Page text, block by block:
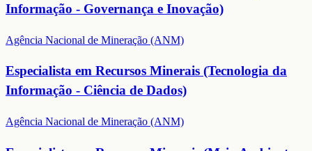
Informação - Governança e Inovação)
Agência Nacional de Mineração (ANM)
Especialista em Recursos Minerais (Tecnologia da
Informação - Ciência de Dados)
Agência Nacional de Mineração (ANM)